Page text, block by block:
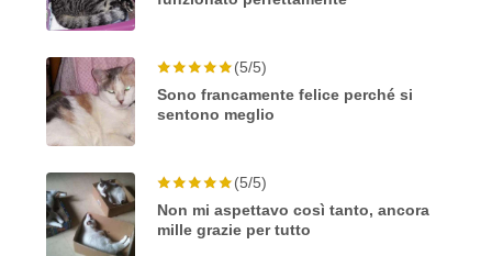
(5/5)
Sono francamente felice perché si
sentono meglio
(5/5)
Non mi aspettavo così tanto, ancora
mille grazie per tutto